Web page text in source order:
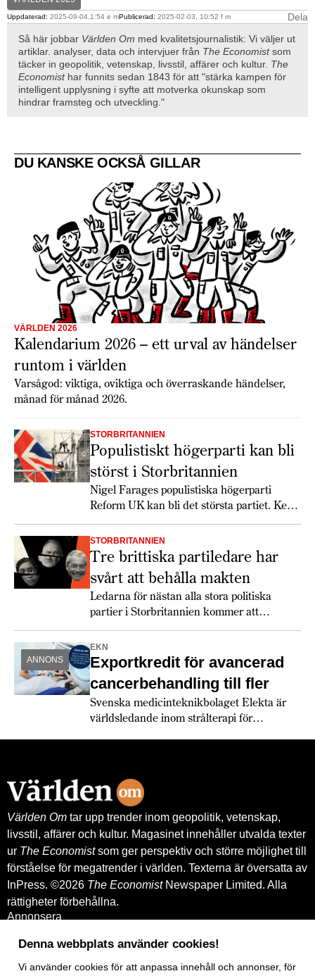
Uppdaterad: 2025-09-04,1:54 e mPublicerad: 2025-02-03, 10:52 f m
Dela
Så här jobbar Världen Om med kvalitetsjournalistik: Vi väljer ut
artiklar. analyser, data och intervjuer från The Economistsom
täcker in geopolitik, vetenskap, livsstil, affärer och kultur. The
Economisthar funnits sedan 1843 för att "stärka kampen för
intelligent upplysning i syfte att motverka okunskap som
hindrar framsteg och utveckling."
DU KANSKE OCKSÅ GILLAR
VÄRLDEN 2026
Kalendarium 2026 – ett urval av händelser
runtom i världen
Varsågod: viktiga, oviktiga och överraskande händelser,
månad för månad 2026.
STORBRITANNIEN
Populistiskt högerparti kan bli
störst i Storbritannien
Nigel Farages populistiska högerparti
Reform UK kan bli det största partiet. Keir
soffliggarna blir aktiva.
STORBRITANNIEN
Tre brittiska partiledare har
svårt att behålla makten
Ledarna för nästan alla stora politiska
partier i Storbritannien kommer att
ANNONS
EKN
Exportkredit för avancerad
cancerbehandling till fler
Svenska medicinteknikbolaget Elekta är
världsledande inom strålterapi för
Exportkreditnämnden, EKN.
Världen Om tar upp trender inom geopolitik, vetenskap,
livsstil, affärer och kultur. Magasinet innehåller utvalda texter
ur The Economistsom ger perspektiv och större möjlighet till
förståelse för megatrender i världen. Texterna är översatta av
InPress. ©2026 The EconomistNewspaper Limited. Alla
rättigheter förbehållna.
Annonsera
Kontakt
Köp tidigare nummer
Denna webbplats använder cookies!
Vi använder cookiesför att anpassa innehåll och annonser, för